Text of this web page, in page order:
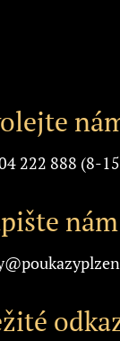
222 888 (8-
nám